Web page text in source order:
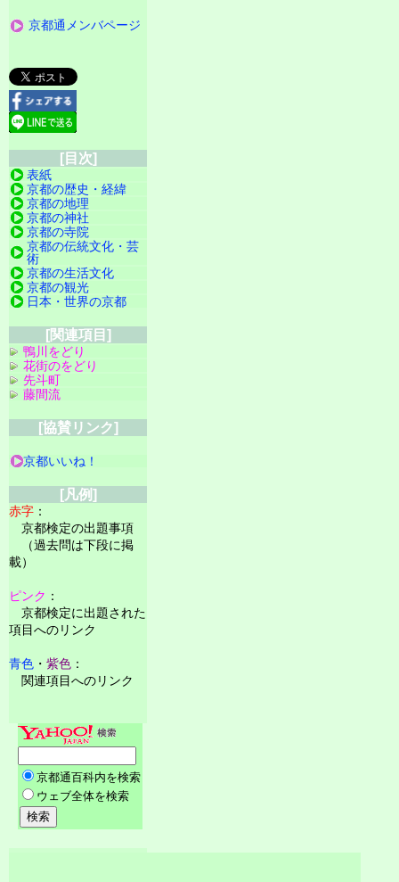
京都通メンバページ
[目次]
表紙
京都の歴史・経緯
京都の地理
京都の神社
京都の寺院
京都の伝統文化・芸
術
京都の生活文化
京都の観光
日本・世界の京都
[関連項目]
鴨川をどり
花街のをどり
先斗町
藤間流
[協賛リンク]
京都いいね！
[凡例]
赤字 ：
京都検定の出題事項
（過去問は下段に掲
載）
ピンク ：
京都検定に出題された
項目へのリンク
青色 ・ 紫色 ：
関連項目へのリンク